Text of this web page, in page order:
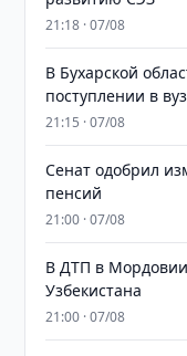
21:18 · 07/08
В Бухарской
поступлении в вуз
21:15 · 07/08
Сенат одобрил
пенсий
21:00 · 07/08
В ДТП в
Узбекистана
21:00 · 07/08